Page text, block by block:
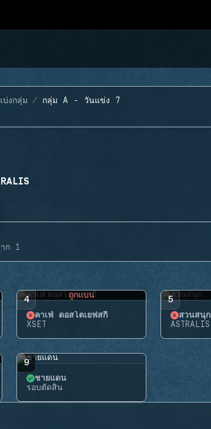
บ่งกลุ่ม กลุ่ม A - วันแข่ง 7
ก 1
4 ถูกแบน
คาเฟ่ ดอสโตเยฟสกี้
XSET
5
สวนสนุก
ASTRALIS
9
ชายแดน
รอบตัดสิน